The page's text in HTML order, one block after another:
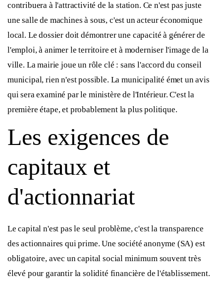
contribuera à l'attractivité de la station. Ce n'est pas juste
une salle de machines à sous, c'est un acteur économique
local. Le dossier doit démontrer une capacité à générer de
l'emploi, à animer le territoire et à moderniser l'image de la
ville. La mairie joue un rôle clé : sans l'accord du conseil
municipal, rien n'est possible. La municipalité émet un avis
qui sera examiné par le ministère de l'Intérieur. C'est la
première étape, et probablement la plus politique.
Les exigences de
capitaux et
d'actionnariat
Le capital n'est pas le seul problème, c'est la transparence
des actionnaires qui prime. Une société anonyme (SA) est
obligatoire, avec un capital social minimum souvent très
élevé pour garantir la solidité financière de l'établissement.